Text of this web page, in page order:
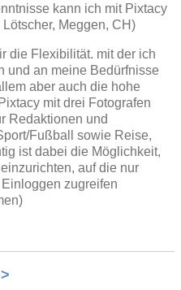
kann ich mit Pixtacy
Meggen, CH)
die Flexibilität. mit der ich
und an meine Bedürfnisse
aber auch die hohe
mit drei Fotografen
Redaktionen und
Fußball sowie Reise,
ist dabei die Möglichkeit,
auf die nur
zugreifen